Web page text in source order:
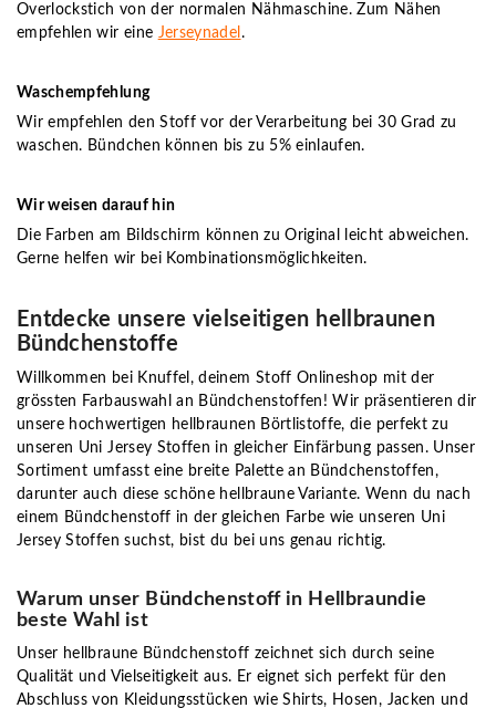
Overlockstich von der normalen Nähmaschine. Zum Nähen
empfehlen wir eine Jerseynadel .
Waschempfehlung
Wir empfehlen den Stoff vor der Verarbeitung bei 30 Grad zu
waschen. Bündchen können bis zu 5% einlaufen.
Wir weisen darauf hin
Die Farben am Bildschirm können zu Original leicht abweichen.
Gerne helfen wir bei Kombinationsmöglichkeiten.
Entdecke unsere vielseitigen hellbraunen
Bündchenstoffe
Willkommen bei Knuffel, deinem Stoff Onlineshop mit der
grössten Farbauswahl an Bündchenstoffen! Wir präsentieren dir
unsere hochwertigen hellbraunen Börtlistoffe, die perfekt zu
unseren Uni Jersey Stoffen in gleicher Einfärbung passen. Unser
Sortiment umfasst eine breite Palette an Bündchenstoffen,
darunter auch diese schöne hellbraune Variante. Wenn du nach
einem Bündchenstoff in der gleichen Farbe wie unseren Uni
Jersey Stoffen suchst, bist du bei uns genau richtig.
Warum unser Bündchenstoff in Hellbraundie
beste Wahl ist
Unser hellbraune Bündchenstoff zeichnet sich durch seine
Qualität und Vielseitigkeit aus. Er eignet sich perfekt für den
Abschluss von Kleidungsstücken wie Shirts, Hosen, Jacken und